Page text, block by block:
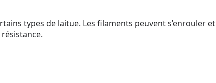
types de laitue. Les filaments peuvent s’enrouler et